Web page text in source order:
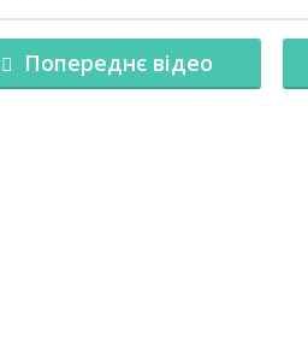
Попереднє відео